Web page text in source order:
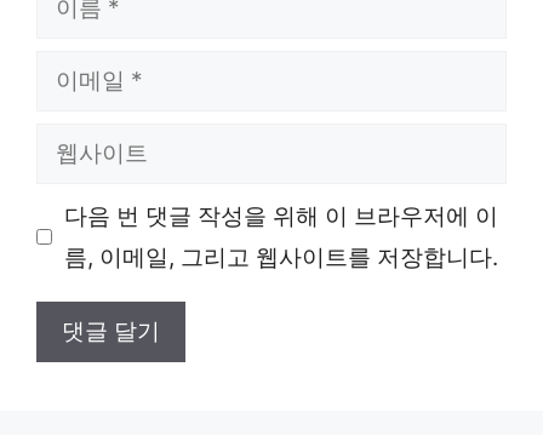
일
이 다음 번 댓글 작성을 위해 이 브라우저에 이
름, 이메일, 그리고 웹사이트를 저장합니다.